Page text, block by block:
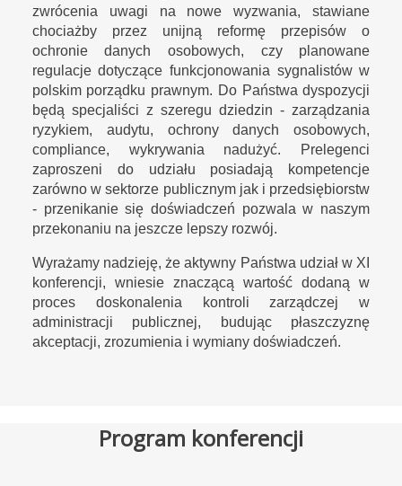
zwrócenia uwagi na nowe wyzwania, stawiane
chociażby przez unijną reformę przepisów o
ochronie danych osobowych, czy planowane
regulacje dotyczące funkcjonowania sygnalistów w
polskim porządku prawnym. Do Państwa dyspozycji
będą specjaliści z szeregu dziedzin - zarządzania
ryzykiem, audytu, ochrony danych osobowych,
compliance, wykrywania nadużyć. Prelegenci
zaproszeni do udziału posiadają kompetencje
zarówno w sektorze publicznym jak i przedsiębiorstw
- przenikanie się doświadczeń pozwala w naszym
przekonaniu na jeszcze lepszy rozwój.
Wyrażamy nadzieję, że aktywny Państwa udział w XI
konferencji, wniesie znaczącą wartość dodaną w
proces doskonalenia kontroli zarządczej w
administracji publicznej, budując płaszczyznę
akceptacji, zrozumienia i wymiany doświadczeń.
Program konferencji